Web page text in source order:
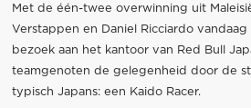
Met de één-twee overwinning uit
Verstappen en Daniel Ricciardo vandaag
bezoek aan het kantoor van Red Bull
teamgenoten de gelegenheid door de
typisch Japans: een Kaido Racer.